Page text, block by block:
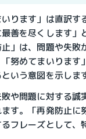
いります」は直訳
善を尽くします」
」は、問題や失敗
努めてまいります
いう意図を示しま
や問題に対する誠
す。「再発防止に
フレーズとして、